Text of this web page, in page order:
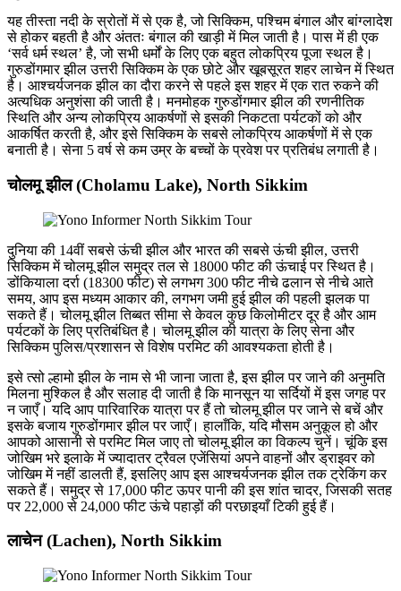
यह तीस्ता नदी के स्रोतों में से एक है, जो सिक्किम, पश्चिम बंगाल और बांग्लादेश
से होकर बहती है और अंततः बंगाल की खाड़ी में मिल जाती है। पास में ही एक
‘सर्व धर्म स्थल’ है, जो सभी धर्मों के लिए एक बहुत लोकप्रिय पूजा स्थल है।
गुरुडोंगमार झील उत्तरी सिक्किम के एक छोटे और खूबसूरत शहर लाचेन में स्थित
है। आश्चर्यजनक झील का दौरा करने से पहले इस शहर में एक रात रुकने की
अत्यधिक अनुशंसा की जाती है। मनमोहक गुरुडोंगमार झील की रणनीतिक
स्थिति और अन्य लोकप्रिय आकर्षणों से इसकी निकटता पर्यटकों को और
आकर्षित करती है, और इसे सिक्किम के सबसे लोकप्रिय आकर्षणों में से एक
बनाती है। सेना 5 वर्ष से कम उम्र के बच्चों के प्रवेश पर प्रतिबंध लगाती है।
चोलमू झील (Cholamu Lake), North Sikkim
दुनिया की 14वीं सबसे ऊंची झील और भारत की सबसे ऊंची झील, उत्तरी
सिक्किम में चोलमू झील समुद्र तल से 18000 फीट की ऊंचाई पर स्थित है।
डोंकियाला दर्रा (18300 फीट) से लगभग 300 फीट नीचे ढलान से नीचे आते
समय, आप इस मध्यम आकार की, लगभग जमी हुई झील की पहली झलक पा
सकते हैं। चोलमू झील तिब्बत सीमा से केवल कुछ किलोमीटर दूर है और आम
पर्यटकों के लिए प्रतिबंधित है। चोलमू झील की यात्रा के लिए सेना और
सिक्किम पुलिस/प्रशासन से विशेष परमिट की आवश्यकता होती है।
इसे त्सो ल्हामो झील के नाम से भी जाना जाता है, इस झील पर जाने की अनुमति
मिलना मुश्किल है और सलाह दी जाती है कि मानसून या सर्दियों में इस जगह पर
न जाएँ। यदि आप पारिवारिक यात्रा पर हैं तो चोलमू झील पर जाने से बचें और
इसके बजाय गुरुडोंगमार झील पर जाएँ। हालाँकि, यदि मौसम अनुकूल हो और
आपको आसानी से परमिट मिल जाए तो चोलमू झील का विकल्प चुनें। चूंकि इस
जोखिम भरे इलाके में ज्यादातर ट्रैवल एजेंसियां ​​अपने वाहनों और ड्राइवर को
जोखिम में नहीं डालती हैं, इसलिए आप इस आश्चर्यजनक झील तक ट्रेकिंग कर
सकते हैं। समुद्र से 17,000 फीट ऊपर पानी की इस शांत चादर, जिसकी सतह
पर 22,000 से 24,000 फीट ऊंचे पहाड़ों की परछाइयाँ टिकी हुई हैं।
लाचेन (Lachen), North Sikkim